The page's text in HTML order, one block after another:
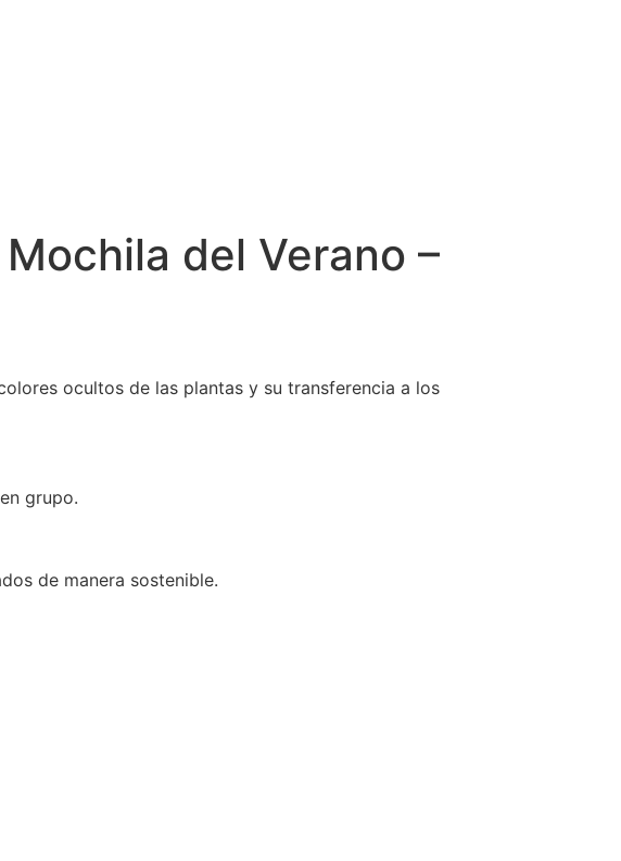
del Verano –
ocultos de las plantas y su transferencia a los
grupo.
de manera sostenible.